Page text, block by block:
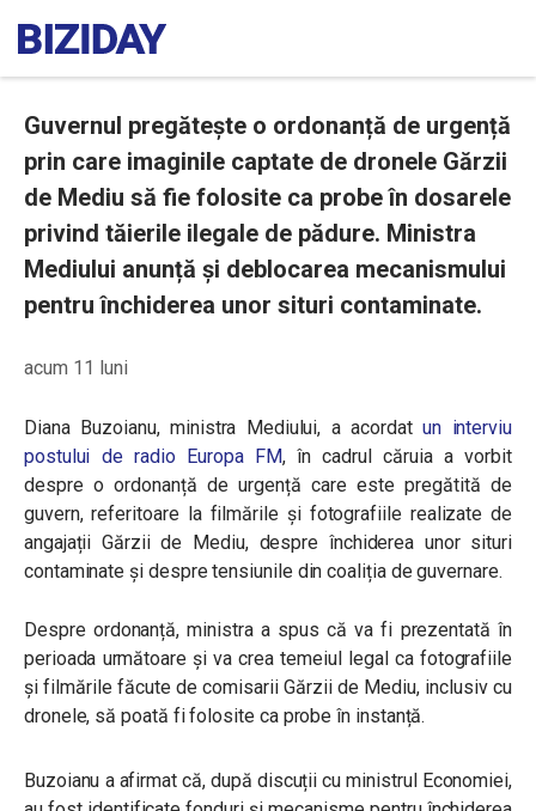
Guvernul pregătește o ordonanță de urgență
prin care imaginile captate de dronele Gărzii
de Mediu să fie folosite ca probe în dosarele
privind tăierile ilegale de pădure. Ministra
Mediului anunță și deblocarea mecanismului
pentru închiderea unor situri contaminate.
acum 11 luni
Diana Buzoianu, ministra Mediului, a acordatun interviu
postului de radio Europa FM, în cadrul căruia a vorbit
despre o ordonanță de urgență care este pregătită de
guvern, referitoare la filmările și fotografiile realizate de
angajații Gărzii de Mediu, despre închiderea unor situri
contaminate și despre tensiunile din coaliția de guvernare.
Despre ordonanță, ministra a spus că va fi prezentată în
perioada următoare și va crea temeiul legal ca fotografiile
și filmările făcute de comisarii Gărzii de Mediu, inclusiv cu
dronele, să poată fi folosite ca probe în instanță.
Buzoianu a afirmat că, după discuții cu ministrul Economiei,